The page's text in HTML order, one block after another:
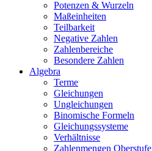
Potenzen & Wurzeln
Maßeinheiten
Teilbarkeit
Negative Zahlen
Zahlenbereiche
Besondere Zahlen
Algebra
Terme
Gleichungen
Ungleichungen
Binomische Formeln
Gleichungssysteme
Verhältnisse
Zahlenmengen Oberstufe